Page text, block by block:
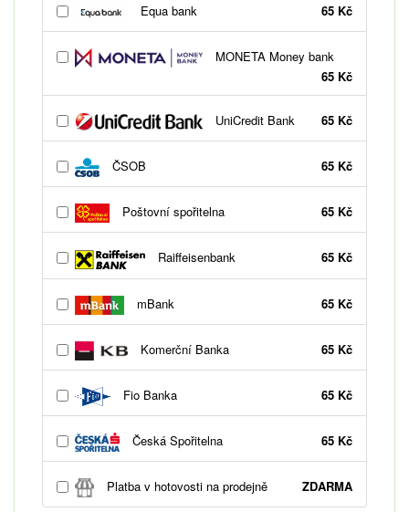
Equa bank 65 Kč
MONETA Money bank
65 Kč
UniCredit Bank 65 Kč
ČSOB 65 Kč
Poštovní spořitelna 65 Kč
Raiffeisenbank 65 Kč
mBank 65 Kč
Komerční Banka 65 Kč
Fio Banka 65 Kč
Česká Spořitelna 65 Kč
Platba v hotovosti na prodejně ZDARMA